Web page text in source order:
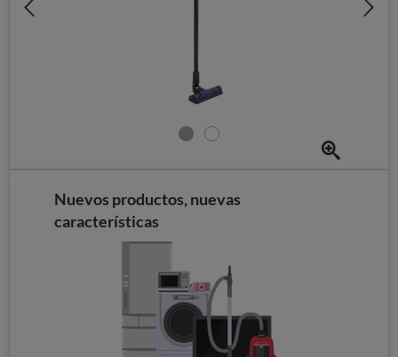
Nuevos productos, nuevas
características